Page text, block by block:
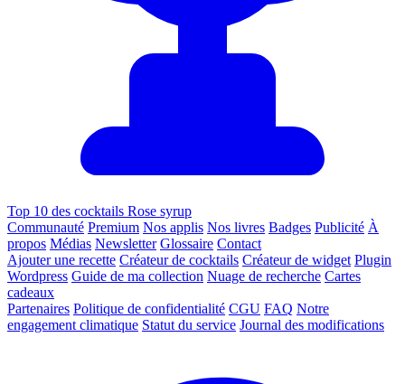
Top 10 des cocktails Rose syrup
Communauté Premium Nos applis Nos livres Badges Publicité À
propos Médias Newsletter Glossaire Contact
Ajouter une recette Créateur de cocktails Créateur de widget Plugin
Wordpress Guide de ma collection Nuage de recherche Cartes
cadeaux
Partenaires Politique de confidentialité CGU FAQ Notre
engagement climatique Statut du service Journal des modifications